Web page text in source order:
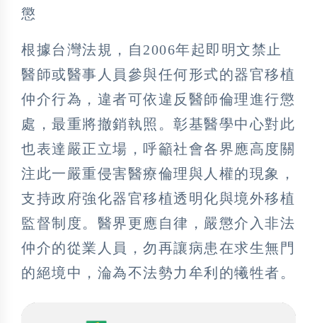
懲
根據台灣法規，自2006年起即明文禁止
醫師或醫事人員參與任何形式的器官移植
仲介行為，違者可依違反醫師倫理進行懲
處，最重將撤銷執照。彰基醫學中心對此
也表達嚴正立場，呼籲社會各界應高度關
注此一嚴重侵害醫療倫理與人權的現象，
支持政府強化器官移植透明化與境外移植
監督制度。醫界更應自律，嚴懲介入非法
仲介的從業人員，勿再讓病患在求生無門
的絕境中，淪為不法勢力牟利的犧牲者。